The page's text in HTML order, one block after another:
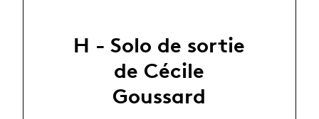
H - Solo de sortie
de Cécile
Goussard